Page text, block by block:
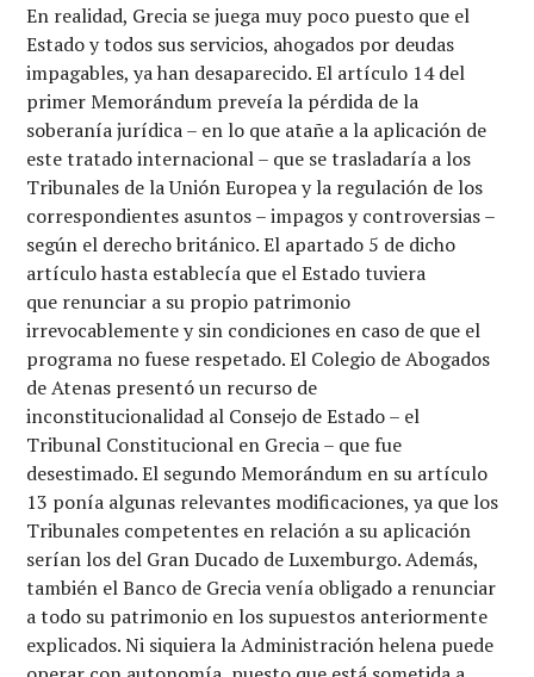
En realidad, Grecia se juega muy poco puesto que el
Estado y todos sus servicios, ahogados por deudas
impagables, ya han desaparecido. El artículo 14 del
primer Memorándum preveía la pérdida de la
soberanía jurídica – en lo que atañe a la aplicación de
este tratado internacional – que se trasladaría a los
Tribunales de la Unión Europea y la regulación de los
correspondientes asuntos – impagos y controversias –
según el derecho británico. El apartado 5 de dicho
artículo hasta establecía que el Estado tuviera
que renunciar a su propio patrimonio
irrevocablemente y sin condiciones en caso de que el
programa no fuese respetado. El Colegio de Abogados
de Atenas presentó un recurso de
inconstitucionalidad al Consejo de Estado – el
Tribunal Constitucional en Grecia – que fue
desestimado. El segundo Memorándum en su artículo
13 ponía algunas relevantes modificaciones, ya que los
Tribunales competentes en relación a su aplicación
serían los del Gran Ducado de Luxemburgo. Además,
también el Banco de Grecia venía obligado a renunciar
a todo su patrimonio en los supuestos anteriormente
explicados. Ni siquiera la Administración helena puede